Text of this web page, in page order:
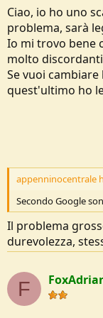
Ciao, io ho uno
problema, sarà
Io mi trovo bene
molto
Se vuoi
quest'ultimo ho
appenninocentrale
Secondo Google
Il problema
durevolezza,
F